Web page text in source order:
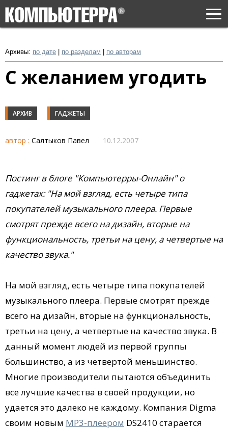
Архивы: по дате по разделам по авторам
С желанием угодить
АРХИВ ГАДЖЕТЫ
автор : Салтыков Павел 10.12.2007
Постинг в блоге "Компьютерры-Онлайн" о
гаджетах: "На мой взгляд, есть четыре типа
покупателей музыкального плеера. Первые
смотрят прежде всего на дизайн, вторые на
функциональность, третьи на цену, а четвертые на
качество звука."
На мой взгляд, есть четыре типа покупателей
музыкального плеера. Первые смотрят прежде
всего на дизайн, вторые на функциональность,
третьи на цену, а четвертые на качество звука. В
данный момент людей из первой группы
большинство, а из четвертой меньшинство.
Многие производители пытаются объединить
все лучшие качества в своей продукции, но
удается это далеко не каждому. Компания Digma
своим новым MP3-плеером DS2410 старается